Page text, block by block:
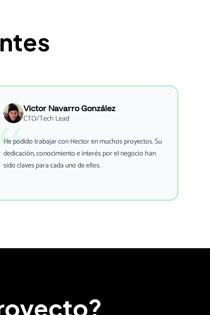
Victor Navarro González
CTO/Tech Lead
He podido trabajar con Hector en muchos proyectos. Su
dedicación, conocimiento e interés por el negocio han
sido claves para cada uno de ellos.